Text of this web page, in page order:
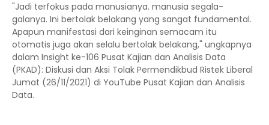
"Jadi terfokus pada manusianya. manusia segala-
galanya. Ini bertolak belakang yang sangat fundamental.
Apapun manifestasi dari keinginan semacam itu
otomatis juga akan selalu bertolak belakang," ungkapnya
dalam Insight ke-106 Pusat Kajian dan Analisis Data
(PKAD): Diskusi dan Aksi Tolak Permendikbud Ristek Liberal
Jumat (26/11/2021) di YouTube Pusat Kajian dan Analisis
Data.